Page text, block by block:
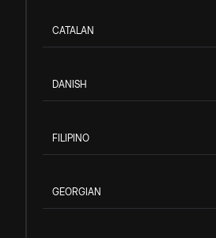
CATALAN
DANISH
FILIPINO
GEORGIAN